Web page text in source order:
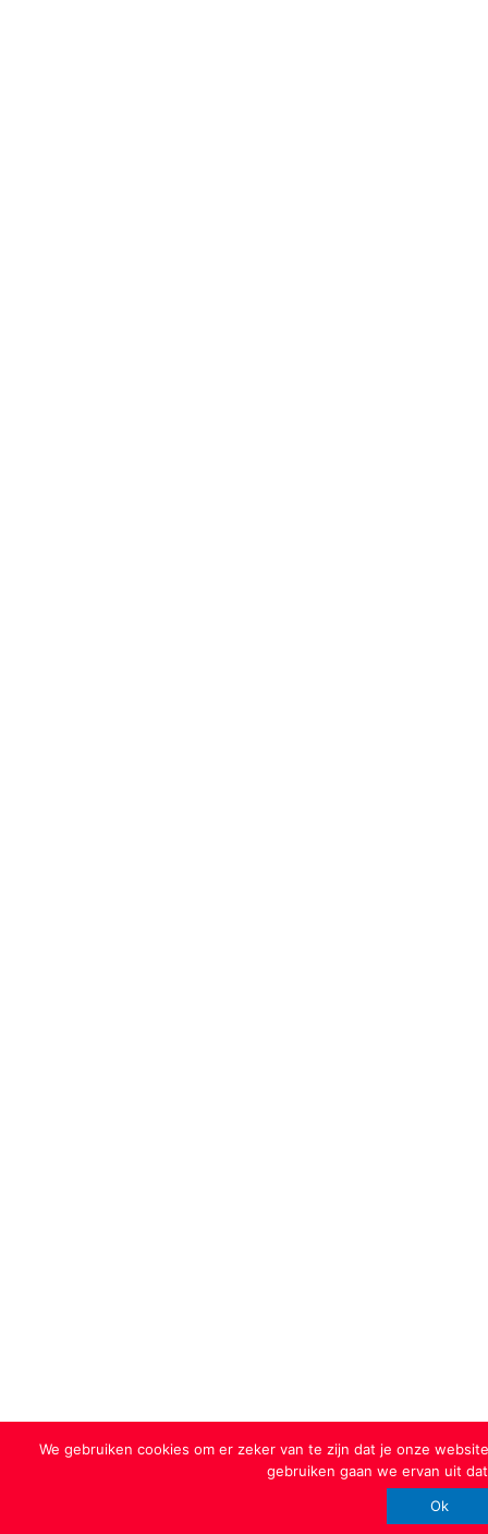
We gebruiken cookies om er zeker van te zijn dat je onze
gebruiken gaan we ervan uit
Ok